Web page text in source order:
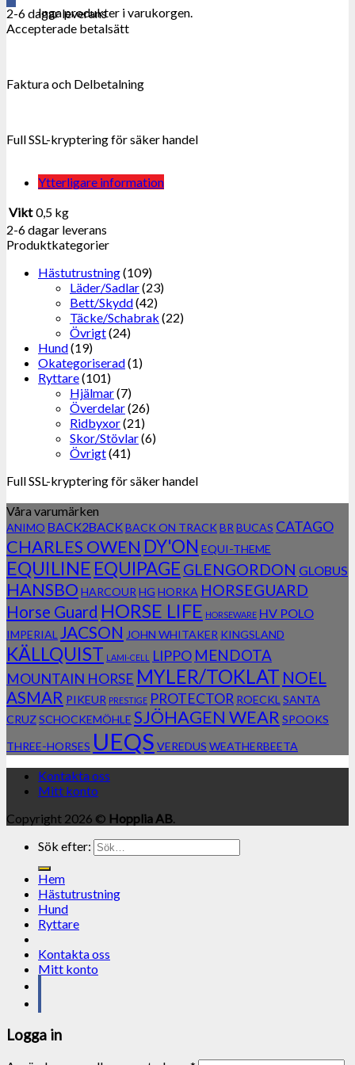
Inga produkter i varukorgen.
2-6 dagar leverans
Accepterade betalsätt
Faktura och Delbetalning
Full SSL-kryptering för säker handel
Ytterligare information
Vikt 0,5 kg
2-6 dagar leverans
Produktkategorier
Hästutrustning(109)
Läder/Sadlar(23)
Bett/Skydd(42)
Täcke/Schabrak (22)
Övrigt(24)
Hund(19)
Okategoriserad(1)
Ryttare(101)
Hjälmar(7)
Överdelar(26)
Ridbyxor(21)
Skor/Stövlar(6)
Övrigt(41)
Full SSL-kryptering för säker handel
Våra varumärken
ANIMO BACK2BACKBACK ON TRACK BR BUCAS CATAGO
CHARLES OWEN DY'ON EQUI-THEME
EQUILINE EQUIPAGE GLENGORDON GLOBUS
HANSBO HARCOUR HG HORKA HORSEGUARD
Horse Guard HORSE LIFE HORSEWARE HV POLO
IMPERIAL JACSON JOHN WHITAKER KINGSLAND
KÄLLQUIST LAMI-CELL LIPPO MENDOTA
MOUNTAIN HORSE MYLER/TOKLAT NOEL
ASMAR PIKEUR PRESTIGE PROTECTOR ROECKL SANTA
CRUZSCHOCKEMÖHLE SJÖHAGEN WEAR SPOOKS
THREE-HORSES UEQS VEREDUS WEATHERBEETA
Kontakta oss
Mitt konto
Copyright 2026 © Hopplia AB.
Sök efter:
Hem
Hästutrustning
Hund
Ryttare
Kontakta oss
Mitt konto
Logga in